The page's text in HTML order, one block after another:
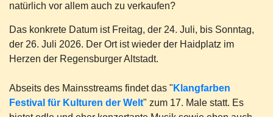
natürlich vor allem auch zu verkaufen?
Das konkrete Datum ist Freitag, der 24. Juli, bis Sonntag,
der 26. Juli 2026. Der Ort ist wieder der Haidplatz im
Herzen der Regensburger Altstadt.
Abseits des Mainsstreams findet das " Klangfarben
Festival für Kulturen der Welt" zum 17. Male statt. Es